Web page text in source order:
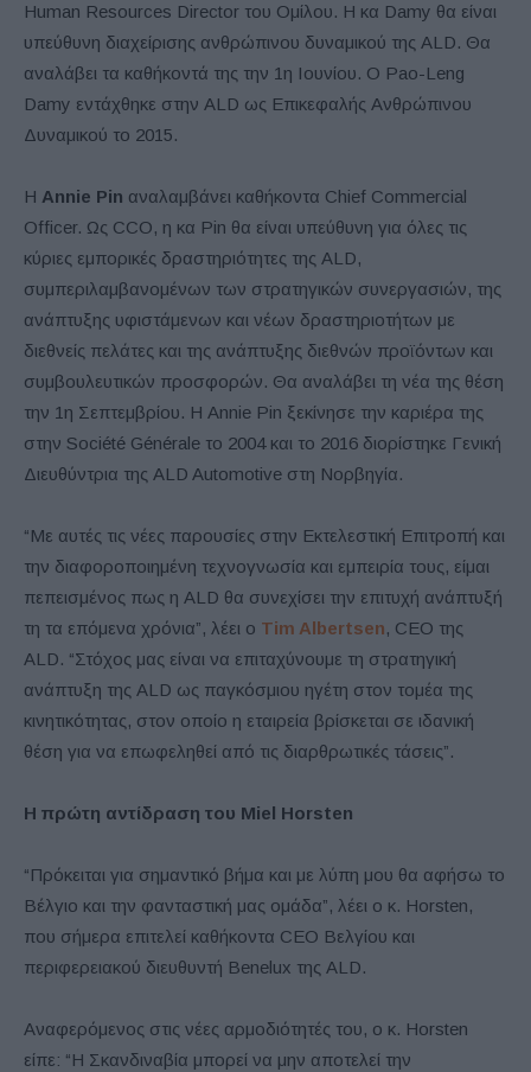
Human Resources Director του Ομίλου. Η κα Damy θα είναι
υπεύθυνη διαχείρισης ανθρώπινου δυναμικού της ALD. Θα
αναλάβει τα καθήκοντά της την 1η Ιουνίου. Ο Pao-Leng
Damy εντάχθηκε στην ALD ως Επικεφαλής Ανθρώπινου
Δυναμικού το 2015.
Η Annie Pin αναλαμβάνει καθήκοντα Chief Commercial
Officer. Ως CCO, η κα Pin θα είναι υπεύθυνη για όλες τις
κύριες εμπορικές δραστηριότητες της ALD,
συμπεριλαμβανομένων των στρατηγικών συνεργασιών, της
ανάπτυξης υφιστάμενων και νέων δραστηριοτήτων με
διεθνείς πελάτες και της ανάπτυξης διεθνών προϊόντων και
συμβουλευτικών προσφορών. Θα αναλάβει τη νέα της θέση
την 1η Σεπτεμβρίου. Η Annie Pin ξεκίνησε την καριέρα της
στην Société Générale το 2004 και το 2016 διορίστηκε Γενική
Διευθύντρια της ALD Automotive στη Νορβηγία.
“Με αυτές τις νέες παρουσίες στην Εκτελεστική Επιτροπή και
την διαφοροποιημένη τεχνογνωσία και εμπειρία τους, είμαι
πεπεισμένος πως η ALD θα συνεχίσει την επιτυχή ανάπτυξή
τη τα επόμενα χρόνια”, λέει ο Tim Albertsen, CEO της
ALD. “Στόχος μας είναι να επιταχύνουμε τη στρατηγική
ανάπτυξη της ALD ως παγκόσμιου ηγέτη στον τομέα της
κινητικότητας, στον οποίο η εταιρεία βρίσκεται σε ιδανική
θέση για να επωφεληθεί από τις διαρθρωτικές τάσεις”.
Η πρώτη αντίδραση του Miel Horsten
“Πρόκειται για σημαντικό βήμα και με λύπη μου θα αφήσω το
Βέλγιο και την φανταστική μας ομάδα”, λέει ο κ. Horsten,
που σήμερα επιτελεί καθήκοντα CEO Bελγίου και
περιφερειακού διευθυντή Benelux της ALD.
Αναφερόμενος στις νέες αρμοδιότητές του, ο κ. Horsten
είπε: “Η Σκανδιναβία μπορεί να μην αποτελεί την